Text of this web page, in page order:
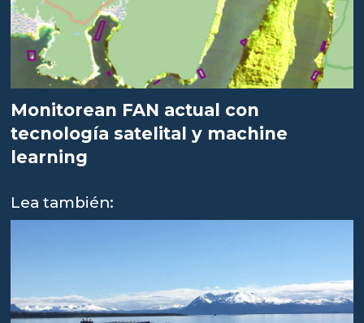
Monitorean FAN actual con
tecnología satelital y machine
learning
Lea también: